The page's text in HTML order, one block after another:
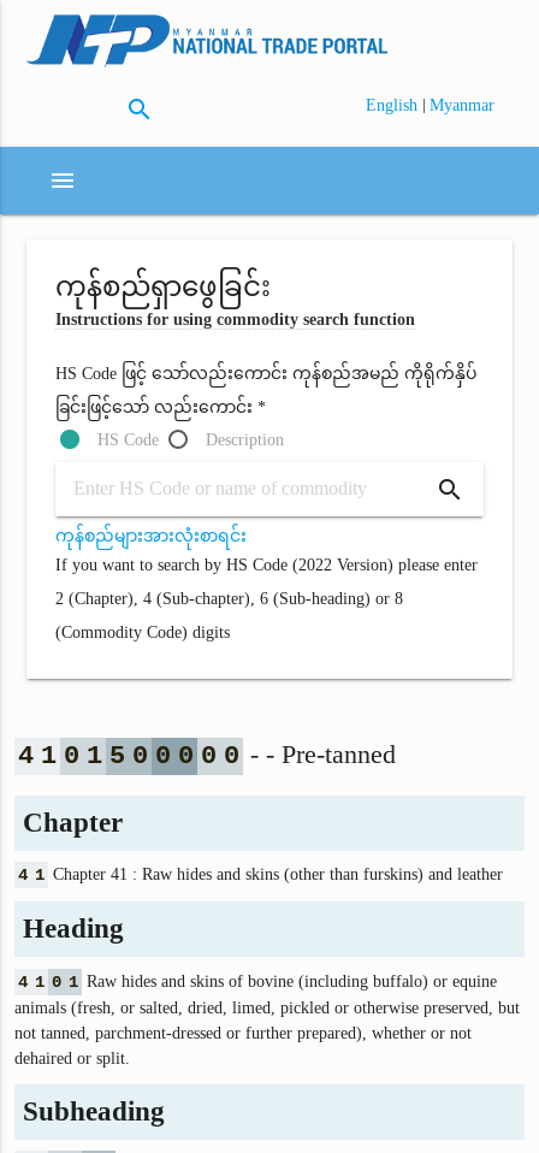
search English | Myanmar
menu
ကုန်စည်ရှာဖွေခြင်း
Instructions for using commodity search function
HS Code ဖြင့် သော်လည်းကောင်း ကုန်စည်အမည် ကိုရိုက်နှိပ်
ခြင်းဖြင့်သော် လည်းကောင်း *
HS Code
Description
search
ကုန်စည်များအားလုံးစာရင်း
If you want to search by HS Code (2022 Version) please enter
2 (Chapter), 4 (Sub-chapter), 6 (Sub-heading) or 8
(Commodity Code) digits
4 1 0 1 5 0 0 0 0 0 - - Pre-tanned
Chapter
4 1 Chapter 41 : Raw hides and skins (other than furskins) and leather
Heading
4 1 0 1 Raw hides and skins of bovine (including buffalo) or equine
animals (fresh, or salted, dried, limed, pickled or otherwise preserved, but
not tanned, parchment‑dressed or further prepared), whether or not
dehaired or split.
Subheading